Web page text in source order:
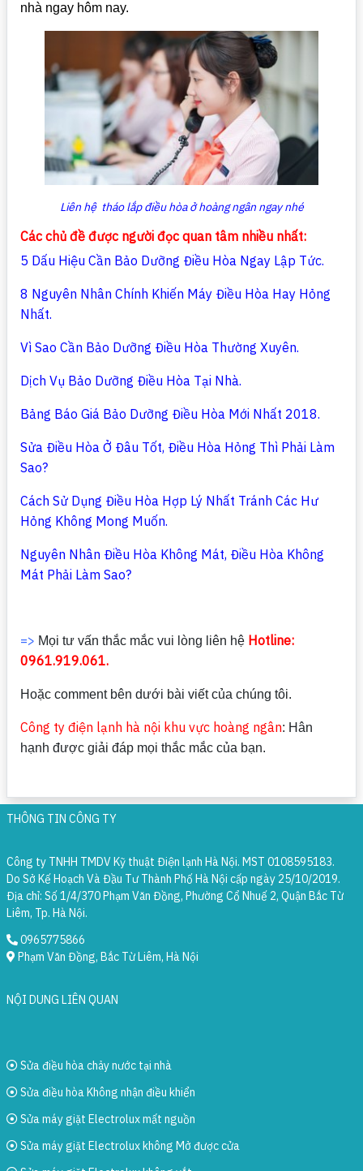
nhà ngay hôm nay.
Liên hệ tháo lắp điều hòa ở hoàng ngân ngay nhé
Các chủ đề được người đọc quan tâm nhiều nhất:
5 Dấu Hiệu Cần Bảo Dưỡng Điều Hòa Ngay Lập Tức.
8 Nguyên Nhân Chính Khiến Máy Điều Hòa Hay Hỏng
Nhất.
Vì Sao Cần Bảo Dưỡng Điều Hòa Thường Xuyên.
Dịch Vụ Bảo Dưỡng Điều Hòa Tại Nhà.
Bảng Báo Giá Bảo Dưỡng Điều Hòa Mới Nhất 2018.
Sửa Điều Hòa Ở Đâu Tốt, Điều Hòa Hỏng Thì Phải Làm
Sao?
Cách Sử Dụng Điều Hòa Hợp Lý Nhất Tránh Các Hư
Hỏng Không Mong Muốn.
Nguyên Nhân Điều Hòa Không Mát, Điều Hòa Không
Mát Phải Làm Sao?
=> Mọi tư vấn thắc mắc vui lòng liên hệ Hotline:
0961.919.061.
Hoặc comment bên dưới bài viết của chúng tôi.
Công ty điện lạnh hà nội khu vực hoàng ngân: Hân
hạnh được giải đáp mọi thắc mắc của bạn.
THÔNG TIN CÔNG TY
Công ty TNHH TMDV Kỹ thuật Điện lạnh Hà Nội. MST 0108595183.
Do Sở Kế Hoạch Và Đầu Tư Thành Phố Hà Nội cấp ngày 25/10/2019.
Địa chỉ: Số 1/4/370 Phạm Văn Đồng, Phường Cổ Nhuế 2, Quận Bắc Từ
Liêm, Tp. Hà Nội.
0965775866
Phạm Văn Đồng, Bắc Từ Liêm, Hà Nội
NỘI DUNG LIÊN QUAN
Sửa điều hòa chảy nước tại nhà
Sửa điều hòa Không nhận điều khiển
Sửa máy giặt Electrolux mất nguồn
Sửa máy giặt Electrolux không Mở được cửa